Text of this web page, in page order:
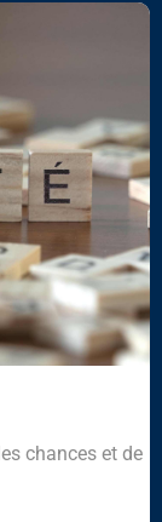
chances et de